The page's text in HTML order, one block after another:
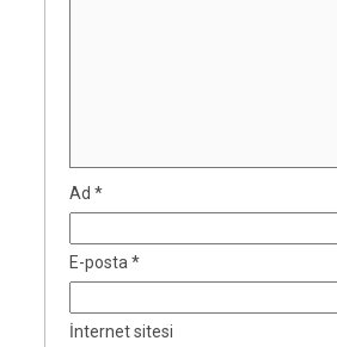
Ad *
E-posta *
İnternet sitesi